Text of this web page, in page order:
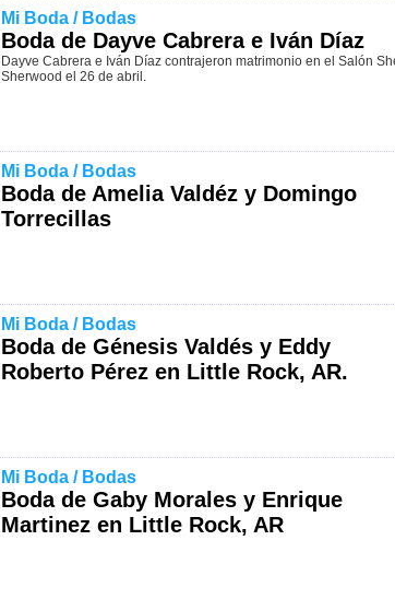
Mi Boda / Bodas
Boda de Dayve Cabrera e Iván Díaz
Dayve Cabrera e Iván Díaz contrajeron matrimonio en el Salón
Sherwood el 26 de abril.
Mi Boda / Bodas
Boda de Amelia Valdéz y Domingo
Torrecillas
Mi Boda / Bodas
Boda de Génesis Valdés y Eddy
Roberto Pérez en Little Rock, AR.
Mi Boda / Bodas
Boda de Gaby Morales y Enrique
Martinez en Little Rock, AR